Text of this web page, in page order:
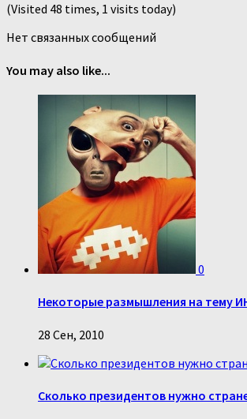
(Visited 48 times, 1 visits today)
Нет связанных сообщений
You may also like...
0
Некоторые размышления на тему
28 Сен, 2010
Сколько президентов нужно